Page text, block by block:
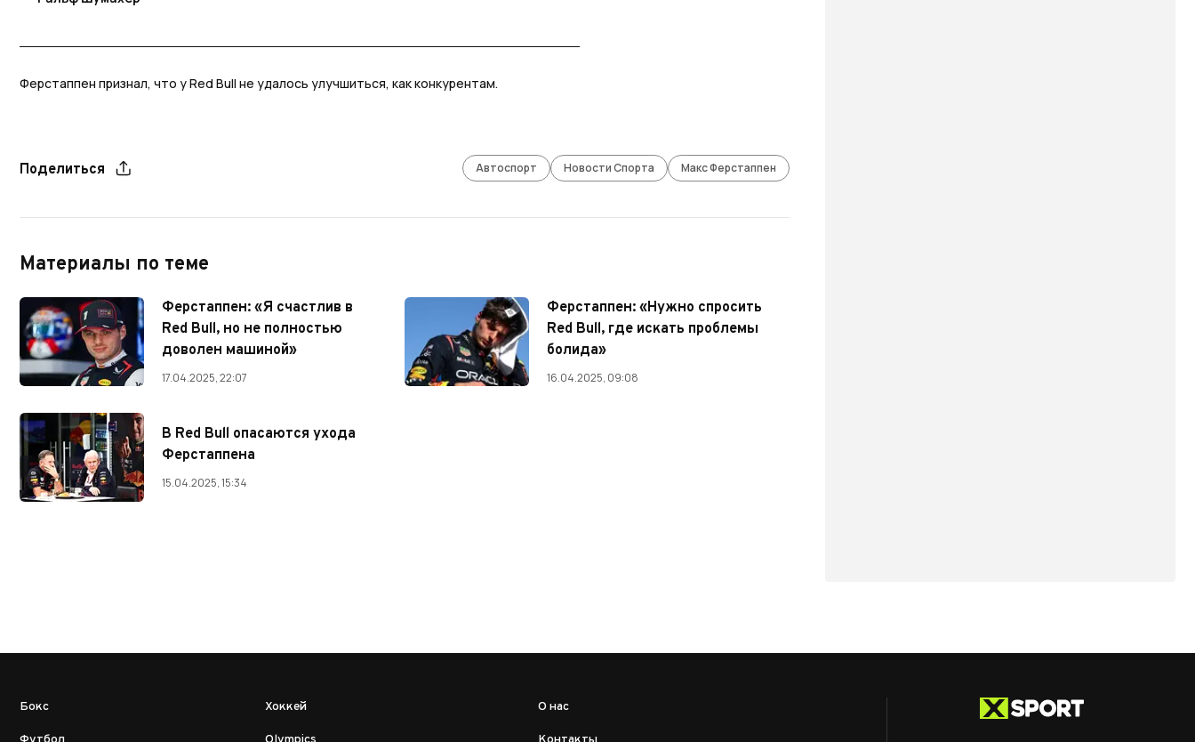
Ферстаппен признал, что у Red Bull не удалось улучшиться, как конкурентам.
Поделиться Автоспорт Новости Спорта Макс Ферстаппен
Материалы по теме
Ферстаппен: «Я счастлив в
Red Bull, но не полностью
доволен машиной»
17.04.2025, 22:07
Ферстаппен: «Нужно спросить
Red Bull, где искать проблемы
болида»
16.04.2025, 09:08
В Red Bull опасаются ухода
Ферстаппена
15.04.2025, 15:34
Бокс Хоккей О нас